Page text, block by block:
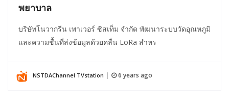
พยาบาล
บริษัทโนวากรีน เพาเวอร์ ซิสเท็ม จำกัด พัฒนาระบบวัดอุณหภูมิ
และความชื้นที่ส่งข้อมูลด้วยคลื่น LoRa สำหร
NSTDAChannel TVstation 6 years ago